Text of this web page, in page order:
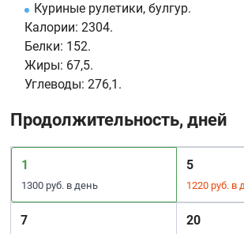
Куриные рулетики, булгур.
Калории: 2304.
Белки: 152.
Жиры: 67,5.
Углеводы: 276,1.
Продолжительность, дней
1
1300 руб. в день
5
1220 руб. в
7 20